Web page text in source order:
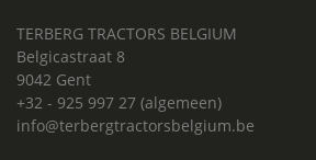
TERBERG TRACTORS BELGIUM
Belgicastraat 8
9042 Gent
+32 - 925 997 27 (algemeen)
info@terbergtractorsbelgium.be